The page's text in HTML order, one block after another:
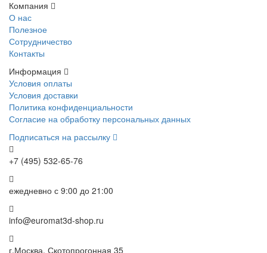
Компания
О нас
Полезное
Сотрудничество
Контакты
Информация
Условия оплаты
Условия доставки
Политика конфиденциальности
Согласие на обработку персональных данных
Подписаться на рассылку
+7 (495) 532-65-76
ежедневно с 9:00 до 21:00
info@euromat3d-shop.ru
г.Москва, Скотопрогонная 35